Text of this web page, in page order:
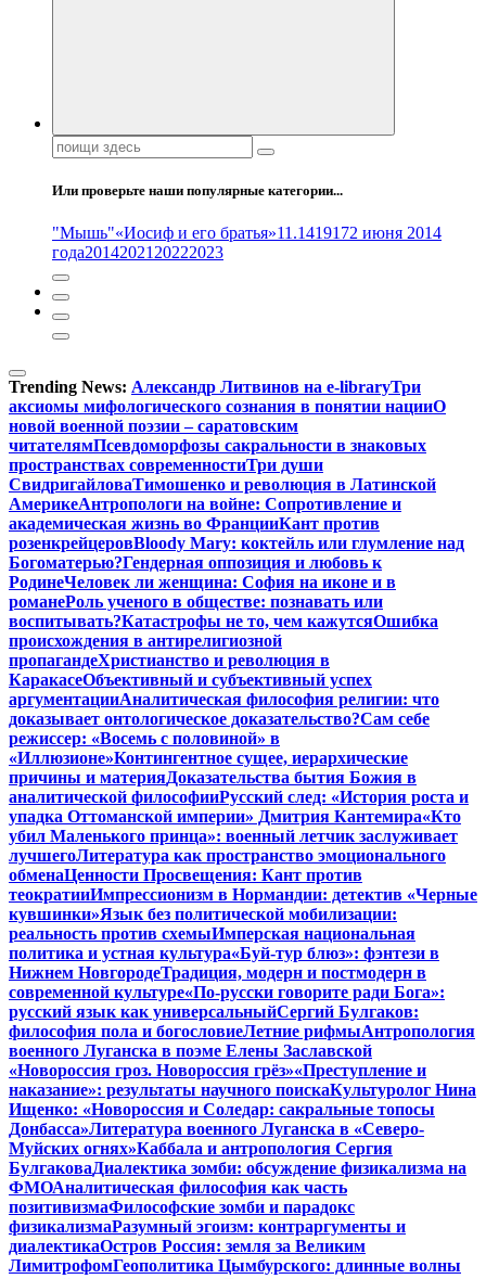
Поиск:
Или проверьте наши популярные категории...
"Мышь"«Иосиф и его братья»11.1419172 июня 2014
года20142021 20222023
Trending News: Александр Литвинов на e-libraryТри
аксиомы мифологического сознания в понятии нацииО
новой военной поэзии – саратовским
читателямПсевдоморфозы сакральности в знаковых
пространствах современностиТри души
СвидригайловаТимошенко и революция в Латинской
АмерикеАнтропологи на войне: Сопротивление и
академическая жизнь во ФранцииКант против
розенкрейцеровBloody Mary: коктейль или глумление над
Богоматерью?Гендерная оппозиция и любовь к
РодинеЧеловек ли женщина: София на иконе и в
романеРоль ученого в обществе: познавать или
воспитывать?Катастрофы не то, чем кажутсяОшибка
происхождения в антирелигиозной
пропагандеХристианство и революция в
КаракасеОбъективный и субъективный успех
аргументацииАналитическая философия религии: что
доказывает онтологическое доказательство?Сам себе
режиссер: «Восемь с половиной» в
«Иллюзионе»Контингентное сущее, иерархические
причины и материяДоказательства бытия Божия в
аналитической философииРусский след: «История роста и
упадка Оттоманской империи» Дмитрия Кантемира«Кто
убил Маленького принца»: военный летчик заслуживает
лучшегоЛитература как пространство эмоционального
обменаЦенности Просвещения: Кант против
теократииИмпрессионизм в Нормандии: детектив «Черные
кувшинки»Язык без политической мобилизации:
реальность против схемыИмперская национальная
политика и устная культура«Буй-тур блюз»: фэнтези в
Нижнем НовгородеТрадиция, модерн и постмодерн в
современной культуре«По-русски говорите ради Бога»:
русский язык как универсальныйСергий Булгаков:
философия пола и богословиеЛетние рифмыАнтропология
военного Луганска в поэме Елены Заславской
«Новороссия гроз. Новороссия грёз»«Преступление и
наказание»: результаты научного поискаКультуролог Нина
Ищенко: «Новороссия и Соледар: сакральные топосы
Донбасса»Литература военного Луганска в «Северо-
Муйских огнях»Каббала и антропология Сергия
БулгаковаДиалектика зомби: обсуждение физикализма на
ФМОАналитическая философия как часть
позитивизмаФилософские зомби и парадокс
физикализмаРазумный эгоизм: контраргументы и
диалектикаОстров Россия: земля за Великим
ЛимитрофомГеополитика Цымбурского: длинные волны